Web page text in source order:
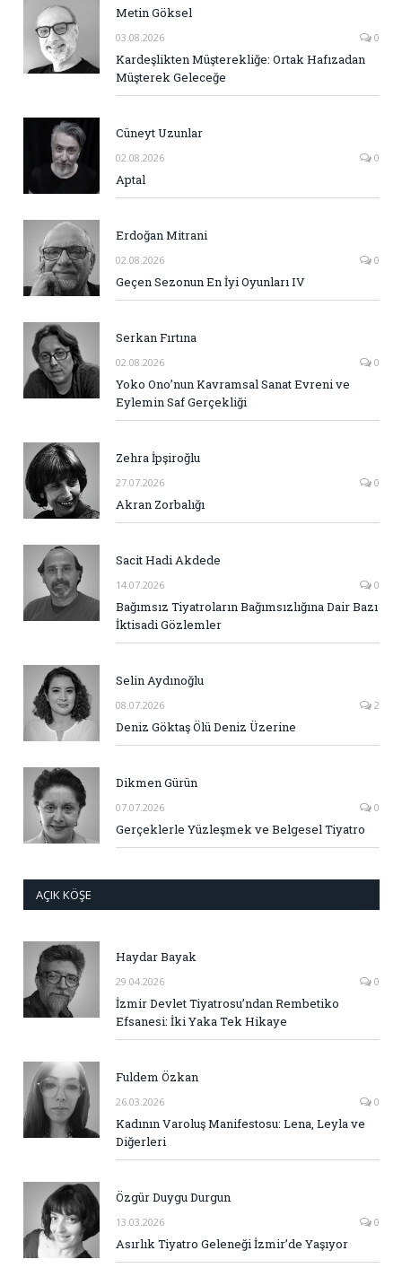
Metin Göksel
03.08.2026 0
Kardeşlikten Müşterekliğe: Ortak Hafızadan
Müşterek Geleceğe
Cüneyt Uzunlar
02.08.2026 0
Aptal
Erdoğan Mitrani
02.08.2026 0
Geçen Sezonun En İyi Oyunları IV
Serkan Fırtına
02.08.2026 0
Yoko Ono’nun Kavramsal Sanat Evreni ve
Eylemin Saf Gerçekliği
Zehra İpşiroğlu
27.07.2026 0
Akran Zorbalığı
Sacit Hadi Akdede
14.07.2026 0
Bağımsız Tiyatroların Bağımsızlığına Dair Bazı
İktisadi Gözlemler
Selin Aydınoğlu
08.07.2026 2
Deniz Göktaş Ölü Deniz Üzerine
Dikmen Gürün
07.07.2026 0
Gerçeklerle Yüzleşmek ve Belgesel Tiyatro
AÇIK KÖŞE
Haydar Bayak
29.04.2026 0
İzmir Devlet Tiyatrosu’ndan Rembetiko
Efsanesi: İki Yaka Tek Hikaye
Fuldem Özkan
26.03.2026 0
Kadının Varoluş Manifestosu: Lena, Leyla ve
Diğerleri
Özgür Duygu Durgun
13.03.2026 0
Asırlık Tiyatro Geleneği İzmir’de Yaşıyor